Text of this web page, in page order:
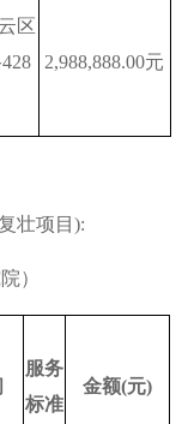
区
428
2,988,888.00元
壮项目):
）
服务
标准
金额(元)